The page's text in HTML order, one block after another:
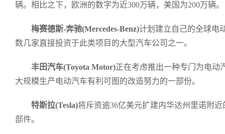
辆。相比之下，欧洲的数字为近300万辆，美国为200万辆。
梅赛德斯-奔驰(Mercedes-Benz)计划建立自己的全球电
数几家直接投资于此类项目的大型汽车公司之一。
丰田汽车(Toyota Motor)正在考虑推出一种专门为电动
大规模生产电动汽车有利可图的改造努力的一部份。
特斯拉(Tesla)将斥资逾36亿美元扩建内华达州里诺附
部件。